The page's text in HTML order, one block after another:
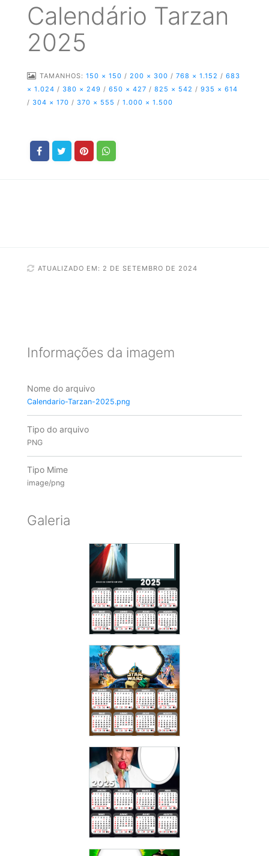
Calendário Tarzan
2025
TAMANHOS: 150 × 150 / 200 × 300 / 768 × 1.152 / 683
× 1.024 / 380 × 249 / 650 × 427 / 825 × 542 / 935 × 614
/ 304 × 170 / 370 × 555 / 1.000 × 1.500
ATUALIZADO EM: 2 DE SETEMBRO DE 2024
Informações da imagem
Nome do arquivo
Calendario-Tarzan-2025.png
Tipo do arquivo
PNG
Tipo Mime
image/png
Galeria